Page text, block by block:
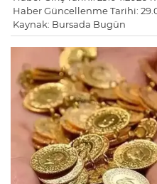
Haber Güncellenme Tarihi:
Kaynak: Bursada Bugün